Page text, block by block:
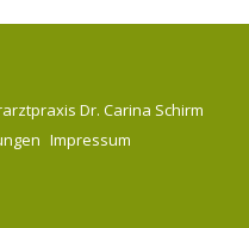
Dr. Carina Schirm
Impressum